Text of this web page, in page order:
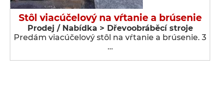
Stôl viacúčelový na vŕtanie a brúsenie
Prodej / Nabídka > Dřevoobráběcí stroje
Predám viacúčelový stôl na vŕtanie a brúsenie. 3
…